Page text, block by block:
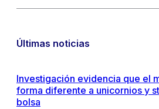
Últimas noticias
Investigación evidencia que el
forma diferente a unicornios y
bolsa